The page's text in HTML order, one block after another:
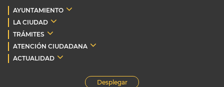
AYUNTAMIENTO
LA CIUDAD
TRÁMITES
ATENCIÓN CIUDADANA
ACTUALIDAD
Desplegar